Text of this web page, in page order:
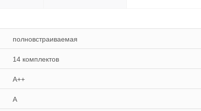
полновстраиваемая
14 комплектов
А++
А